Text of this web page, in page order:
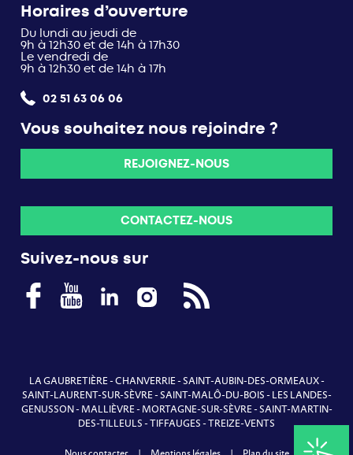
Horaires d’ouverture
Du lundi au jeudi de
9h à 12h30 et de 14h à 17h30
Le vendredi de
9h à 12h30 et de 14h à 17h
02 51 63 06 06
Vous souhaitez nous rejoindre ?
REJOIGNEZ-NOUS
CONTACTEZ-NOUS
Suivez-nous sur
LA GAUBRETIÈRE-CHANVERRIE-SAINT-AUBIN-DES-ORMEAUX-
SAINT-LAURENT-SUR-SÈVRE-SAINT-MALÔ-DU-BOIS-LES LANDES-
GENUSSON-MALLIÈVRE-MORTAGNE-SUR-SÈVRE-SAINT-MARTIN-
DES-TILLEULS-TIFFAUGES-TREIZE-VENTS